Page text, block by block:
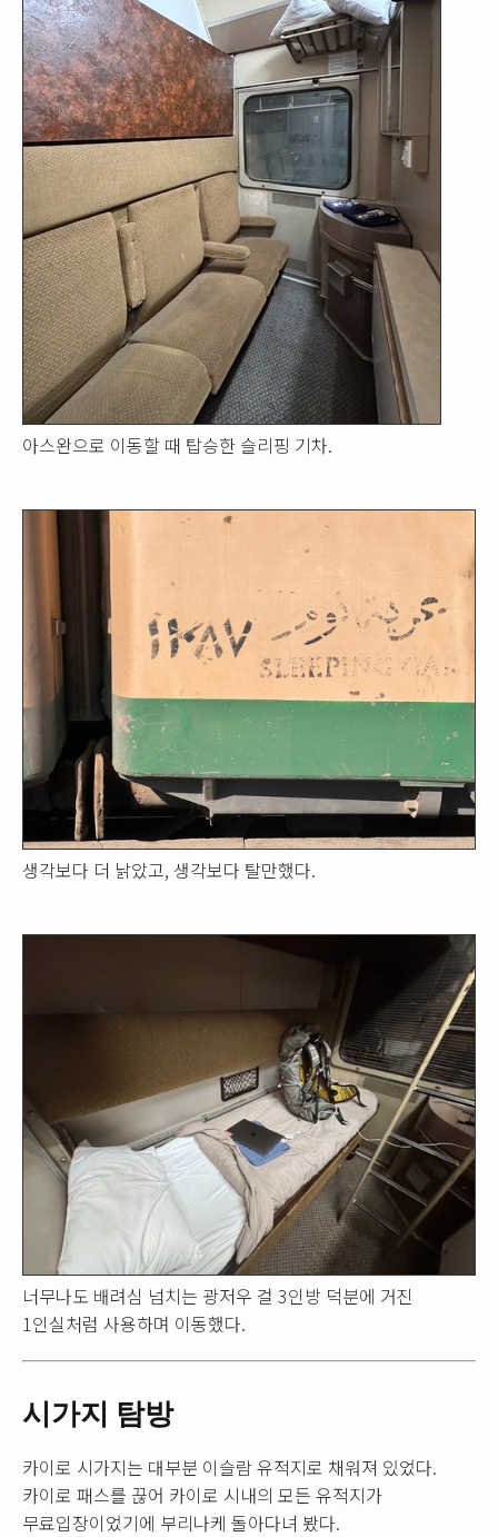
아스완으로 이동할 때 탑승한 슬리핑 기차.
생각보다 더 낡았고, 생각보다 탈만했다.
너무나도 배려심 넘치는 광저우 걸 3인방 덕분에 거진
1인실처럼 사용하며 이동했다.
시가지 탐방
카이로 시가지는 대부분 이슬람 유적지로 채워져 있었다.
카이로 패스를 끊어 카이로 시내의 모든 유적지가
무료입장이었기에 부리나케 돌아다녀 봤다.